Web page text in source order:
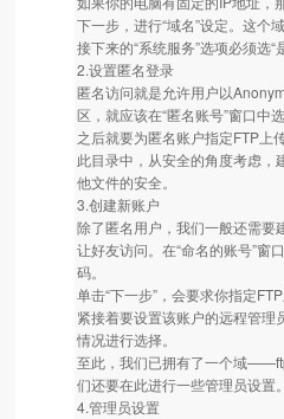
下一步，进行“域名”设定。这个
接下来的“系统服务”选项必须选
2.设置匿名登录
匿名访问就是允许用户以
区，就应该在“匿名账号”窗口中
之后就要为匿名账户指定FTP上
此目录中，从安全的角度考虑，
他文件的安全。
3.创建新账户
除了匿名用户，我们一般还需要
让好友访问。在“命名的账号”窗
码。
单击“下一步”，会要求你指定
紧接着要设置该账户的远程管理
情况进行选择。
至此，我们已拥有了一个域
们还要在此进行一些管理员设置。
4.管理员设置